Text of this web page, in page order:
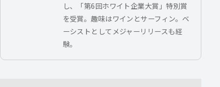
し、「第6回ホワイト企業大賞」特別賞
を受賞。趣味はワインとサーフィン。ベ
ーシストとしてメジャーリリースも経
験。